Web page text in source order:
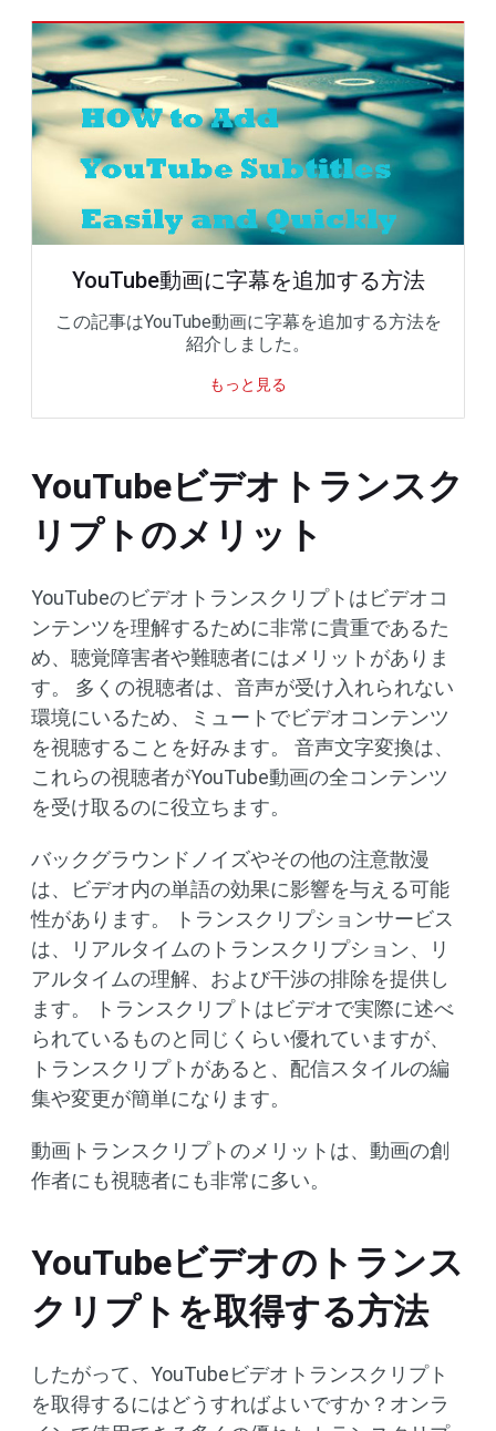
YouTube動画に字幕を追加する方法
この記事はYouTube動画に字幕を追加する方法を
紹介しました。
もっと見る
YouTubeビデオトランスク
リプトのメリット
YouTubeのビデオトランスクリプトはビデオコ
ンテンツを理解するために非常に貴重であるた
め、聴覚障害者や難聴者にはメリットがありま
す。 多くの視聴者は、音声が受け入れられない
環境にいるため、ミュートでビデオコンテンツ
を視聴することを好みます。 音声文字変換は、
これらの視聴者がYouTube動画の全コンテンツ
を受け取るのに役立ちます。
バックグラウンドノイズやその他の注意散漫
は、ビデオ内の単語の効果に影響を与える可能
性があります。 トランスクリプションサービス
は、リアルタイムのトランスクリプション、リ
アルタイムの理解、および干渉の排除を提供し
ます。 トランスクリプトはビデオで実際に述べ
られているものと同じくらい優れていますが、
トランスクリプトがあると、配信スタイルの編
集や変更が簡単になります。
動画トランスクリプトのメリットは、動画の創
作者にも視聴者にも非常に多い。
YouTubeビデオのトランス
クリプトを取得する方法
したがって、YouTubeビデオトランスクリプト
を取得するにはどうすればよいですか？オンラ